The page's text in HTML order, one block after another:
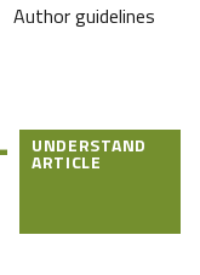
Author guidelines
UNDERSTAND
ARTICLE